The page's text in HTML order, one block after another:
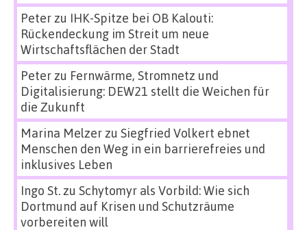
Peterzu IHK-Spitze bei OB Kalouti:
Rückendeckung im Streit um neue
Wirtschaftsflächen der Stadt
Peterzu Fernwärme, Stromnetz und
Digitalisierung: DEW21 stellt die Weichen für
die Zukunft
Marina Melzerzu Siegfried Volkert ebnet
Menschen den Weg in ein barrierefreies und
inklusives Leben
Ingo St.zu Schytomyr als Vorbild: Wie sich
Dortmund auf Krisen und Schutzräume
vorbereiten will